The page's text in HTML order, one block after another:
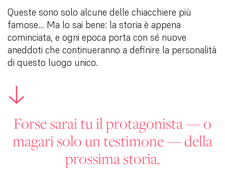
Queste sono solo alcune delle chiacchiere più
famose… Ma lo sai bene: la storia è appena
cominciata, e ogni epoca porta con sé nuove
aneddoti che continueranno a definire la personalità
di questo luogo unico.
Forse sarai tu il protagonista — o
magari solo un testimone — della
prossima storia.